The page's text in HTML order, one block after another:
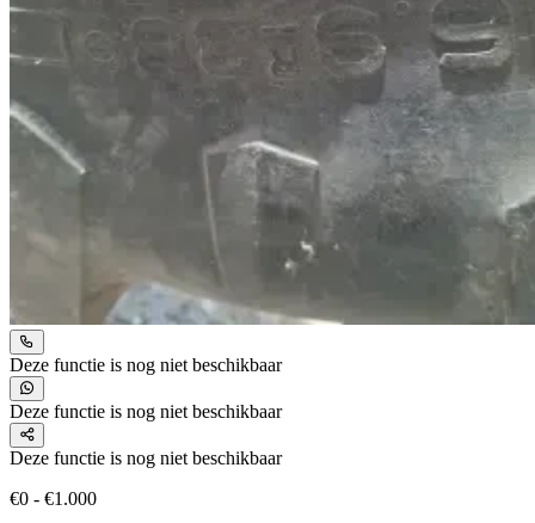
Deze functie is nog niet beschikbaar
Deze functie is nog niet beschikbaar
Deze functie is nog niet beschikbaar
€0 - €1.000